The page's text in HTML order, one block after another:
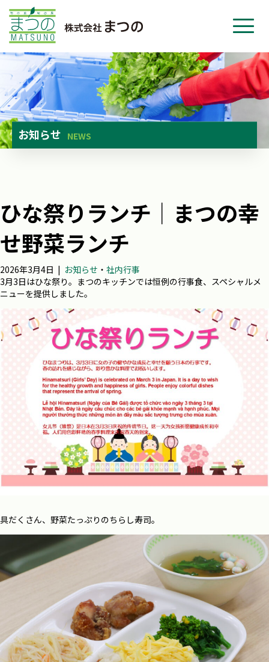
お知らせ NEWS
ひな祭りランチ│まつの幸
せ野菜ランチ
2026年3月4日 | お知らせ ・ 社内行事
3月3日はひな祭り。まつのキッチンでは恒例の行事食、スペシャルメ
ニューを提供しました。
具だくさん、野菜たっぷりのちらし寿司。
ホーム
事業紹介
会社紹介
お問い合わせ